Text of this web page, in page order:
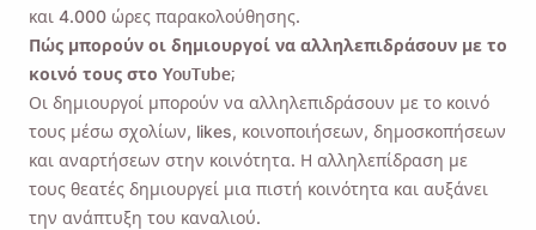
και 4.000 ώρες παρακολούθησης.
Πώς μπορούν οι δημιουργοί να αλληλεπιδράσουν με το
κοινό τους στο YouTube;
Οι δημιουργοί μπορούν να αλληλεπιδράσουν με το κοινό
τους μέσω σχολίων, likes, κοινοποιήσεων, δημοσκοπήσεων
και αναρτήσεων στην κοινότητα. Η αλληλεπίδραση με
τους θεατές δημιουργεί μια πιστή κοινότητα και αυξάνει
την ανάπτυξη του καναλιού.